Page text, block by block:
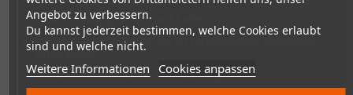
Angebot zu verbessern.
Du kannst jederzeit bestimmen, welche Cookies erlaubt
sind und welche nicht.
Weitere Informationen Cookies anpassen
Funktion zum Speichern und Laden
Insgesamt sechs Stages, die an verschiedenen exotischen
Drei verschiedene Arten von Power-Ups